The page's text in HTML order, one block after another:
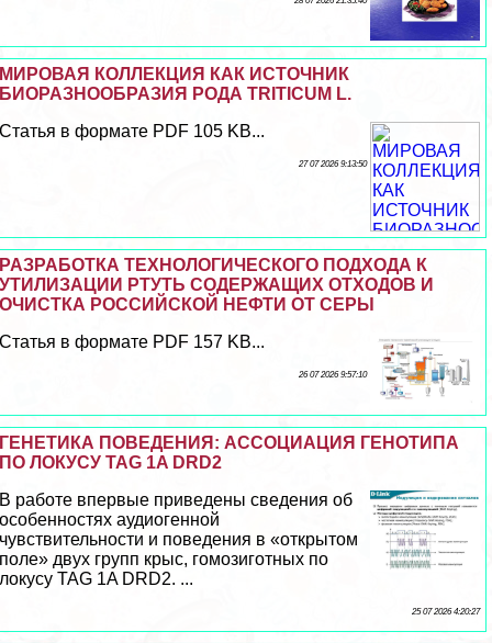
МИРОВАЯ КОЛЛЕКЦИЯ КАК ИСТОЧНИК
БИОРАЗНООБРАЗИЯ РОДА TRITICUM L.
Статья в формате PDF 105 KB...
27 07 2026 9:13:50
РАЗРАБОТКА ТЕХНОЛОГИЧЕСКОГО ПОДХОДА К
УТИЛИЗАЦИИ РТУТЬ СОДЕРЖАЩИХ ОТХОДОВ И
ОЧИСТКА РОССИЙСКОЙ НЕФТИ ОТ СЕРЫ
Статья в формате PDF 157 KB...
26 07 2026 9:57:10
ГЕНЕТИКА ПОВЕДЕНИЯ: АССОЦИАЦИЯ ГЕНОТИПА
ПО ЛОКУСУ TAG 1A DRD2
В работе впервые приведены сведения об
особенностях аудиогенной
чувствительности и поведения в «открытом
поле» двух групп крыс, гомозиготных по
локусу TAG 1A DRD2. ...
25 07 2026 4:20:27